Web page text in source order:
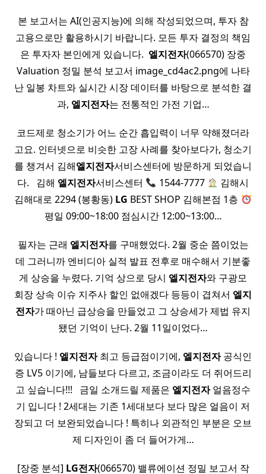
본 보고서는 AI(인공지능)에 의해 작성되었으며, 투자 참
고용으로만 활용하시기 바랍니다. 모든 투자 결정의 책임
은 투자자 본인에게 있습니다. ​ 엘지전자(066570) 장중
Valuation 정밀 분석 보고서 image_cd4ac2.png에 나타
난 일봉 차트와 실시간 시장 데이터를 바탕으로 분석한 결
과, 엘지전자는 전통적인 가전 기업…
코드제로 청소기가 어느 순간 흡입력이 너무 약해졌더라
고요. 인터넷으로 비슷한 고장 사례를 찾아보다가, 청소기
를 챙겨서 김해엘지전자서비스센터에 방문하게 되었습니
다. ​ ​ 김해 엘지전자서비스센터 1544-7777
김해시
김해대로 2294 (봉황동) LG BEST SHOP 김해본점 1층
평일 09:00~18:00 점심시간 12:00~13:00…
필자는 근래 엘지전자를 구매했었다. 2월 중순 쯤이었는
데 그러니까 엔비디아 실적 발표 전후로 매수해서 기분좋
게 상승을 누렸다. 기억 상으로 당시 엘지전자와 구광모
회장 상속 이슈 지주사 할인 없애겠다 등등이 겹쳐서 엘지
전자가 때아닌 급상승을 만들었고 그 상승세가 제법 유지
됐던 기억이 난다. 2월 11일이었다…
있습니다 ! 엘지전자최고 등급점이기에, 엘지전자공식인
증 LV5 이기에, 남들보다 다르고, 조금이라도 더 쥐어드리
고 싶습니다!!! ​ ​ 금일 소개드릴 제품은 엘지전자얼음정수
기 입니다 ! 2세대는 기존 1세대보다 보다 많은 얼음이 저
장되고 더 보완되었습니다 ! 특히나 외관적인 부분은 오브
제 디자인이 좀 더 들어가게…
[장중 분석] LG전자(066570) 밸류에이션 정밀 보고서 작